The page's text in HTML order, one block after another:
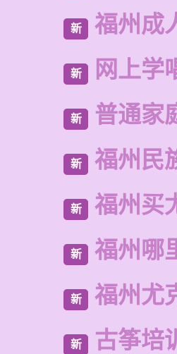
新 福州成
新 网上学
新 普通家
新 福州民
新 福州买
新 福州哪
新 福州尤
新 古筝培